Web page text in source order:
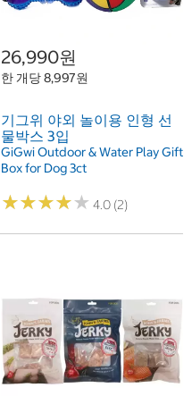
26,990원
한 개당 8,997원
기그위 야외 놀이용 인형 선
물박스 3입
GiGwi Outdoor & Water Play Gift
Box for Dog 3ct
★★★★★
★★★★★ 4.0 (2)